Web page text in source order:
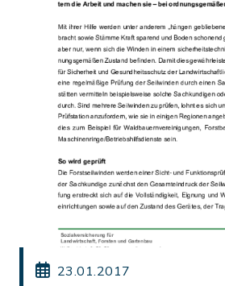
23.01.2017